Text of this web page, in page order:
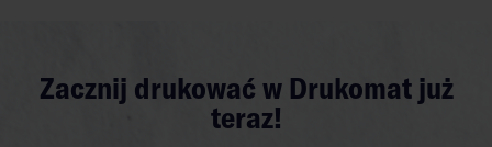
Zacznij drukować w Drukomat już
teraz!